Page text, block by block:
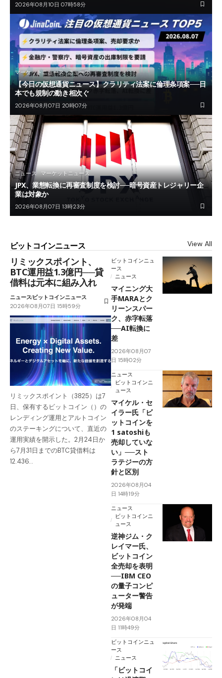
2026年08月10日 07時58分
マーケットニュース ニュース
【今日の仮想通貨ニュース】クラリティ法案に倫理条項案──日
本でも規制の動き相次ぐ
2026年08月07日 20時07分
ニュース マーケットニュース
JPX、業態転換に再審査制度を検討──暗号資産トレジャリー企
業は対象か
2026年08月07日 13時23分
ビットコインニュース View All
リミックスポイント、
BTC運用益1.3億円──貸
借料は元本に組み入れ
ニュースビットコインニュース
2026年08月07日 15時59分
リミックスポイント（3825）は7
日、保有するビットコイン（）の
レンディング運用とアルトコイン
のステーキングについて、直近の
運用実績を開示した。2月24日か
ら7月31日までのBTC貸借料は
12.436…
ビットコインニュ
ース
ニュース
マイニング大
手MARAとク
リーンスパー
ク、赤字転落
──AI転換に
差
2026年08月07
日 15時02分
ニュース
ビットコインニ
ュース
マイケル・セ
イラー氏「ビ
ットコインを
1 satoshiも
売却していな
い」──スト
ラテジーの方
針と区別
2026年08月04
日 14時19分
ニュース
ビットコインニ
ュース
逆神ジム・ク
レイマー氏、
ビットコイン
全売却を表明
──IBM CEO
の量子コンピ
ューター警告
が発端
2026年08月04
日 11時49分
ビットコインニュ
ース
ニュース
「ビットコイ